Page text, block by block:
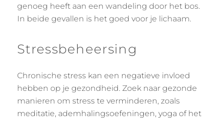
genoeg heeft aan een wandeling door het bos.
In beide gevallen is het goed voor je lichaam.
Stressbeheersing
Chronische stress kan een negatieve invloed
hebben op je gezondheid. Zoek naar gezonde
manieren om stress te verminderen, zoals
meditatie, ademhalingsoefeningen, yoga of het